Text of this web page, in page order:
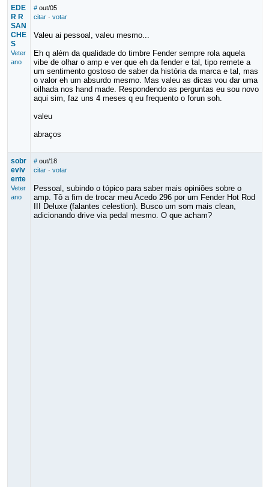
EDE
R R
SAN
CHE
S
Veter
ano
# out/05
citar· votar
Valeu ai pessoal, valeu mesmo...
Eh q além da qualidade do timbre Fender sempre rola aquela
vibe de olhar o amp e ver que eh da fender e tal, tipo remete a
um sentimento gostoso de saber da história da marca e tal, mas
o valor eh um absurdo mesmo. Mas valeu as dicas vou dar uma
oilhada nos hand made. Respondendo as perguntas eu sou novo
aqui sim, faz uns 4 meses q eu frequento o forun soh.
valeu
abraços
sobr
eviv
ente
Veter
ano
# out/18
citar· votar
Pessoal, subindo o tópico para saber mais opiniões sobre o
amp. Tô a fim de trocar meu Acedo 296 por um Fender Hot Rod
III Deluxe (falantes celestion). Busco um som mais clean,
adicionando drive via pedal mesmo. O que acham?